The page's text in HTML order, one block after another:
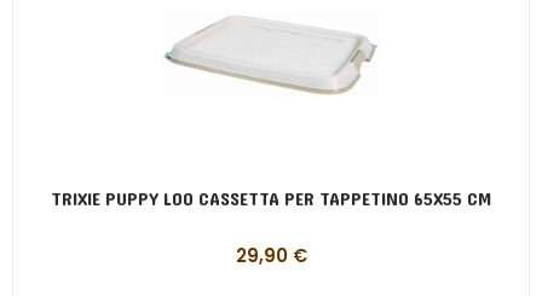
TRIXIE PUPPY LOO CASSETTA PER TAPPETINO 65X55 CM
29,90 €